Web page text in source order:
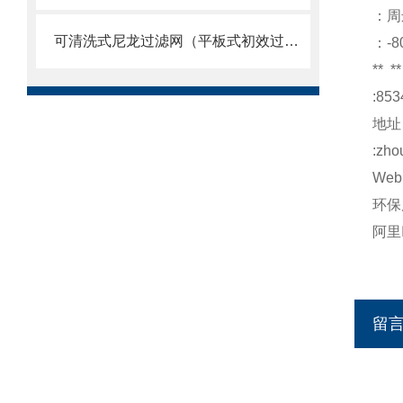
可清洗式尼龙过滤网（平板式初效过滤器）
：
：-
** **
地
环
阿
留